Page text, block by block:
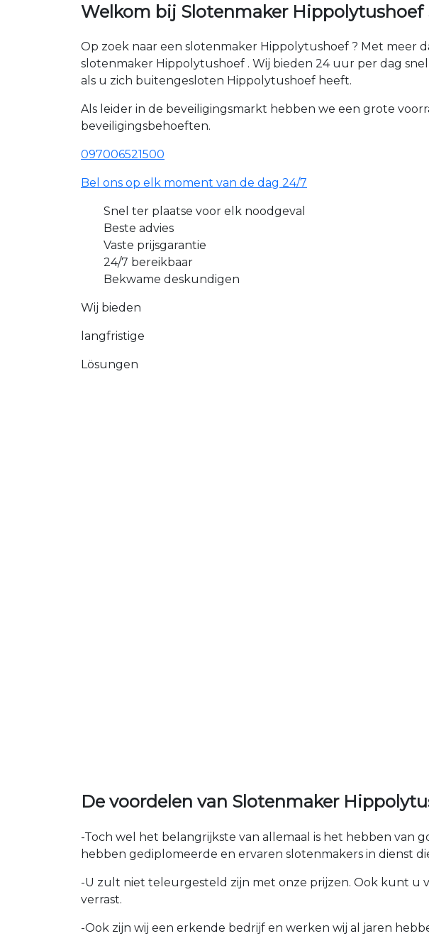
Welkom bij Slotenmaker Hippolytushoef
Op zoek naar een slotenmaker Hippolytushoef ? Met meer
slotenmaker Hippolytushoef . Wij bieden 24 uur per dag
als u zich buitengesloten Hippolytushoef heeft.
Als leider in de beveiligingsmarkt hebben we een grote
beveiligingsbehoeften.
097006521500
Bel ons op elk moment van de dag 24/7
Snel ter plaatse voor elk noodgeval
Beste advies
Vaste prijsgarantie
24/7 bereikbaar
Bekwame deskundigen
Wij bieden
langfristige
Lösungen
De voordelen van Slotenmaker
-Toch wel het belangrijkste van allemaal is het hebben van
hebben gediplomeerde en ervaren slotenmakers in dienst
-U zult niet teleurgesteld zijn met onze prijzen. Ook kunt u
verrast.
-Ook zijn wij een erkende bedrijf en werken wij al jaren